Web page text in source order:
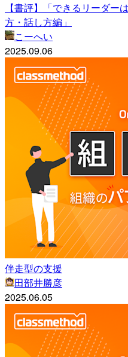
【書評】「できるリーダー
方・話し方編」
こーへい
2025.09.06
伴走型の支援
田部井勝彦
2025.06.05